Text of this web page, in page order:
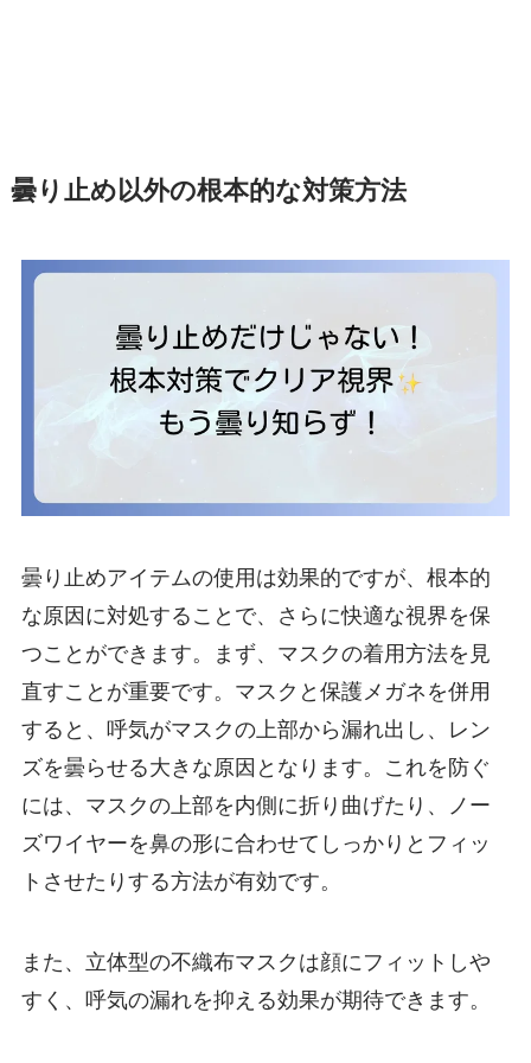
曇り止め以外の根本的な対策方法
曇り止めアイテムの使用は効果的ですが、根本的
な原因に対処することで、さらに快適な視界を保
つことができます。まず、マスクの着用方法を見
直すことが重要です。マスクと保護メガネを併用
すると、呼気がマスクの上部から漏れ出し、レン
ズを曇らせる大きな原因となります。これを防ぐ
には、マスクの上部を内側に折り曲げたり、ノー
ズワイヤーを鼻の形に合わせてしっかりとフィッ
トさせたりする方法が有効です。
また、立体型の不織布マスクは顔にフィットしや
すく、呼気の漏れを抑える効果が期待できます。